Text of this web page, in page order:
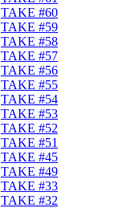
TAKE #60
TAKE #59
TAKE #58
TAKE #57
TAKE #56
TAKE #55
TAKE #54
TAKE #53
TAKE #52
TAKE #51
TAKE #45
TAKE #49
TAKE #33
TAKE #32